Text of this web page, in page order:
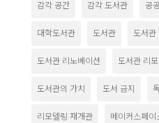
감각 공간 감각 도서관 공
대학도서관 도서관 도서관
도서관 리노베이션 도서관 리
도서관의 가치 도서 금지
리모델링 재개관 메이커스페이